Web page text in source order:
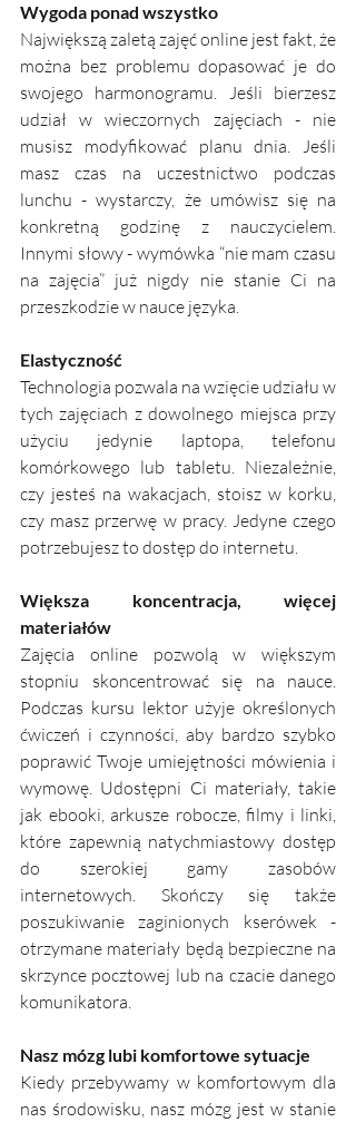
Wygoda ponad wszystko
Największą zaletą zajęć online jest fakt, że
można bez problemu dopasować je do
swojego harmonogramu. Jeśli bierzesz
udział w wieczornych zajęciach - nie
musisz modyfikować planu dnia. Jeśli
masz czas na uczestnictwo podczas
lunchu - wystarczy, że umówisz się na
konkretną godzinę z nauczycielem.
Innymi słowy - wymówka “nie mam czasu
na zajęcia” już nigdy nie stanie Ci na
przeszkodzie w nauce języka.
Elastyczność
Technologia pozwala na wzięcie udziału w
tych zajęciach z dowolnego miejsca przy
użyciu jedynie laptopa, telefonu
komórkowego lub tabletu. Niezależnie,
czy jesteś na wakacjach, stoisz w korku,
czy masz przerwę w pracy. Jedyne czego
potrzebujesz to dostęp do internetu.
Większa koncentracja, więcej
materiałów
Zajęcia online pozwolą w większym
stopniu skoncentrować się na nauce.
Podczas kursu lektor użyje określonych
ćwiczeń i czynności, aby bardzo szybko
poprawić Twoje umiejętności mówienia i
wymowę. Udostępni Ci materiały, takie
jak ebooki, arkusze robocze, filmy i linki,
które zapewnią natychmiastowy dostęp
do szerokiej gamy zasobów
internetowych. Skończy się także
poszukiwanie zaginionych kserówek -
otrzymane materiały będą bezpieczne na
skrzynce pocztowej lub na czacie danego
komunikatora.
Nasz mózg lubi komfortowe sytuacje
Kiedy przebywamy w komfortowym dla
nas środowisku, nasz mózg jest w stanie